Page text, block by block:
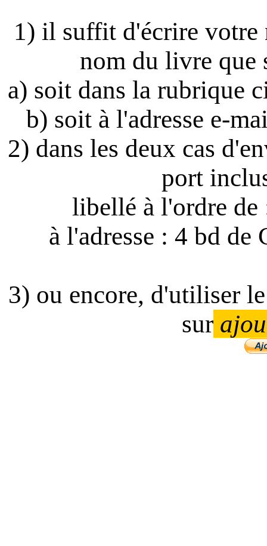
1) il suffit d'écrire votre
nom du livre que
a) soit dans la rubrique
b) soit à l'adresse e-
2) dans les deux cas
port
libellé à l'ordre
à l'adresse : 4 bd de
3) ou encore, d'utiliser
sur